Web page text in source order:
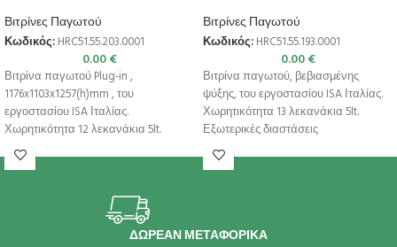
Βιτρίνες Παγωτού
Κωδικός: HRC51.55.203.0001
0.00€
Βιτρίνα παγωτού Plug-in ,
1176x1103x1257(h)mm , του
εργοστασίου ISA Ιταλίας.
Χωρητικότητα 12 λεκανάκια 5lt.
Διπλή ροή του ψυχρού αέρα για
Βιτρίνες Παγωτού
Κωδικός: HRC51.55.193.0001
0.00€
Βιτρίνα παγωτού, βεβιασμένης
ψύξης, του εργοστασίου ISA Ιταλίας.
Χωρητικότητα 13 λεκανάκια 5lt.
Εξωτερικές διαστάσεις
1670x814x1354(h)mm Χωρητικότητα 13
(λεκανάκια 5lt)
ΔΩΡΕΑΝ ΜΕΤΑΦΟΡΙΚΑ